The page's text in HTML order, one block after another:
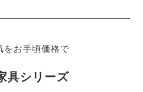
をお手頃価格で
リーズ